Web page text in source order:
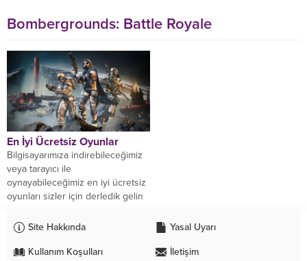
Bombergrounds: Battle Royale
En İyi Ücretsiz Oyunlar
Bilgisayarımıza indirebileceğimiz
veya tarayıcı ile
oynayabileceğimiz en iyi ücretsiz
oyunları sizler için derledik gelin
PS1 Demo...
Site Hakkında Yasal Uyarı
Kullanım Koşulları İletişim